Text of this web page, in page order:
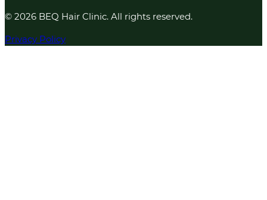
© 2026 BEQ Hair Clinic. All rights reserved.
Privacy Policy